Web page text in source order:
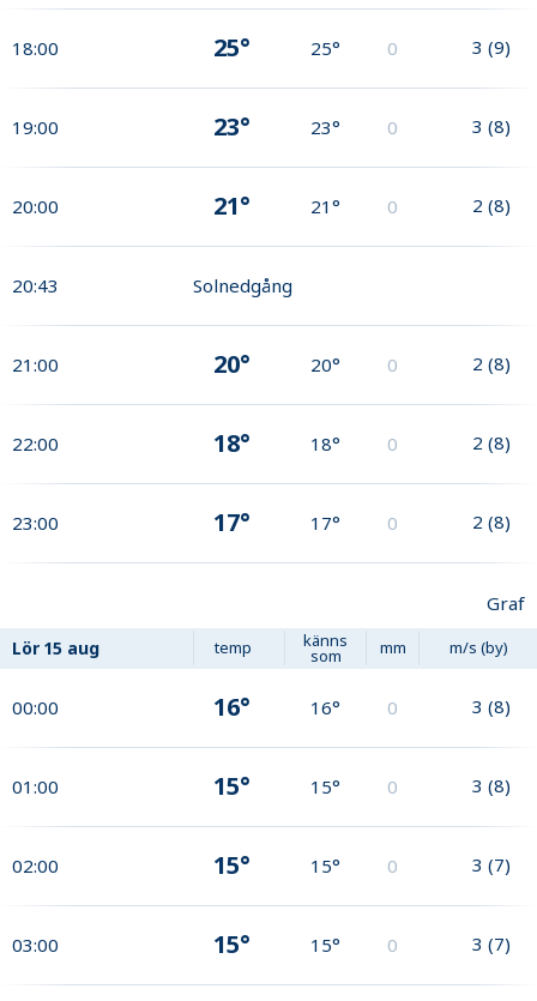
18:00 25° 25° 0 3 (9)
19:00 23° 23° 0 3 (8)
20:00 21° 21° 0 2 (8)
20:43 Solnedgång
21:00 20° 20° 0 2 (8)
22:00 18° 18° 0 2 (8)
23:00 17° 17° 0 2 (8)
Graf
Lör 15 aug temp känns
som mm m/s (by)
00:00 16° 16° 0 3 (8)
01:00 15° 15° 0 3 (8)
02:00 15° 15° 0 3 (7)
03:00 15° 15° 0 3 (7)